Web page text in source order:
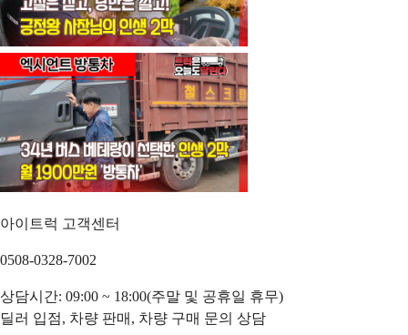
아이트럭 고객센터
0508-0328-7002
상담시간: 09:00 ~ 18:00(주말 및 공휴일 휴무)
딜러 입점, 차량 판매, 차량 구매 문의 상담